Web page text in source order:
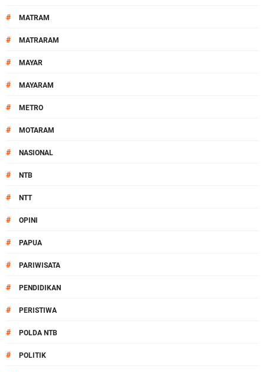
# MATRAM
# MATRARAM
# MAYAR
# MAYARAM
# METRO
# MOTARAM
# NASIONAL
# NTB
# NTT
# OPINI
# PAPUA
# PARIWISATA
# PENDIDIKAN
# PERISTIWA
# POLDA NTB
# POLITIK